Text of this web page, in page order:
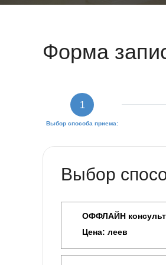
Форма
1
Выбор способа приема:
Выбор
ОФФЛАЙН
Цена: леев